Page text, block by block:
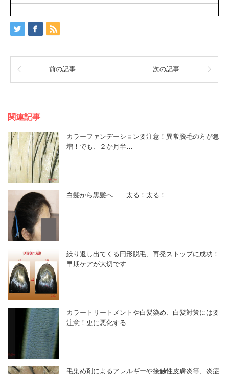
前の記事 次の記事
関連記事
カラーファンデーション要注意！異常脱毛の方が急
増！でも、２か月半…
白髪から黒髪へ 太る！太る！
繰り返し出てくる円形脱毛、再発ストップに成功！
早期ケアが大切です…
カラートリートメントや白髪染め、白髪対策には要
注意！更に悪化する…
毛染め剤によるアレルギーや接触性皮膚炎等、炎症